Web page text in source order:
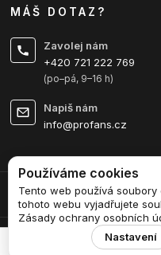
MÁŠ DOTAZ?
Zavolej nám
+420 721 222 769
(po–pá, 9–16 h)
Napiš nám
info@profans.cz
Vytvořeno na
Používáme cookies
Tento web používá
tohoto webu vyjadřujete
Zásady ochrany osobních
Nastavení